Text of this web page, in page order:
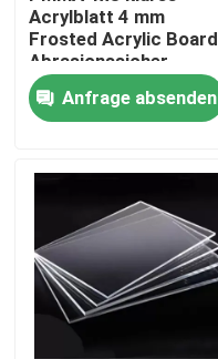
Zu Hause
Videos
Über uns
Acrylblatt 4 mm
Frosted Acrylic Board
Abrasionssicher
Anfrage absenden